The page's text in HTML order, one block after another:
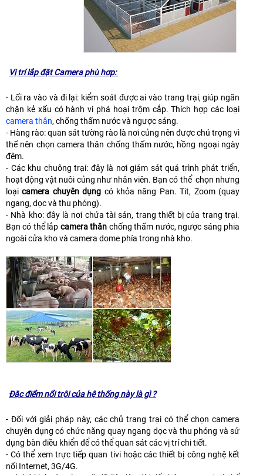
Vị trí lắp đặt Camera phù hơp:
- Lối ra vào và đi lại: kiểm soát được ai vào trang trại, giúp ngăn
chặn kẻ xấu có hành vi phá hoại trộm cắp. Thích hợp các loại
camera thân, chống thấm nước và ngược sáng.
- Hàng rào: quan sát tường rào là nơi củng nên được chú trọng vì
thế nên chọn camera thân chống thấm nước, hồng ngoại ngày
đêm.
- Các khu chuông trại: đây là nơi giám sát quá trình phát triển,
hoạt động vật nuôi củng như nhân viên. Bạn có thể chọn nhưng
loại camera chuyên dụng có khỏa năng Pan. Tit, Zoom (quay
ngang, dọc và thu phóng).
- Nhà kho: đây là nơi chứa tài sản, trang thiết bị của trang trại.
Bạn có thể lắp camera thân chống thấm nước, ngược sáng phia
ngoài cửa kho và camera dome phía trong nhà kho.
Đặc điểm nổi trội của hệ thống này là gì ?
- Đối với giải pháp này, các chủ trang trại có thể chọn camera
chuyên dụng có chức năng quay ngang dọc và thu phóng và sử
dụng bàn điều khiển để có thể quan sát các vị trí chi tiết.
- Có thể xem trực tiếp quan tivi hoặc các thiết bị công nghệ kết
nối Internet, 3G/4G.